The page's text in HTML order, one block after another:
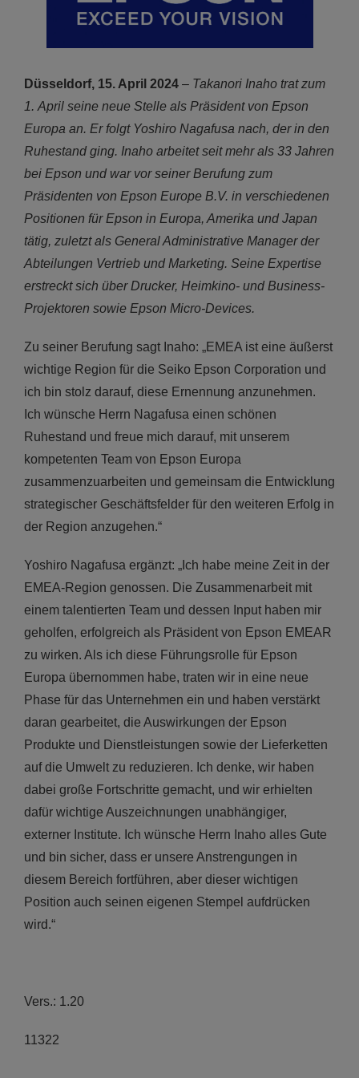
Düsseldorf, 15. April 2024– Takanori Inaho trat zum
1. April seine neue Stelle als Präsident von Epson
Europa an. Er folgt Yoshiro Nagafusa nach, der in den
Ruhestand ging. Inaho arbeitet seit mehr als 33 Jahren
bei Epson und war vor seiner Berufung zum
Präsidenten von Epson Europe B.V. in verschiedenen
Positionen für Epson in Europa, Amerika und Japan
tätig, zuletzt als General Administrative Manager der
Abteilungen Vertrieb und Marketing. Seine Expertise
erstreckt sich über Drucker, Heimkino- und Business-
Projektoren sowie Epson Micro-Devices.
Zu seiner Berufung sagt Inaho: „EMEA ist eine äußerst
wichtige Region für die Seiko Epson Corporation und
ich bin stolz darauf, diese Ernennung anzunehmen.
Ich wünsche Herrn Nagafusa einen schönen
Ruhestand und freue mich darauf, mit unserem
kompetenten Team von Epson Europa
zusammenzuarbeiten und gemeinsam die Entwicklung
strategischer Geschäftsfelder für den weiteren Erfolg in
der Region anzugehen.“
Yoshiro Nagafusa ergänzt: „Ich habe meine Zeit in der
EMEA-Region genossen. Die Zusammenarbeit mit
einem talentierten Team und dessen Input haben mir
geholfen, erfolgreich als Präsident von Epson EMEAR
zu wirken. Als ich diese Führungsrolle für Epson
Europa übernommen habe, traten wir in eine neue
Phase für das Unternehmen ein und haben verstärkt
daran gearbeitet, die Auswirkungen der Epson
Produkte und Dienstleistungen sowie der Lieferketten
auf die Umwelt zu reduzieren. Ich denke, wir haben
dabei große Fortschritte gemacht, und wir erhielten
dafür wichtige Auszeichnungen unabhängiger,
externer Institute. Ich wünsche Herrn Inaho alles Gute
und bin sicher, dass er unsere Anstrengungen in
diesem Bereich fortführen, aber dieser wichtigen
Position auch seinen eigenen Stempel aufdrücken
wird.“
Vers.: 1.20
11322